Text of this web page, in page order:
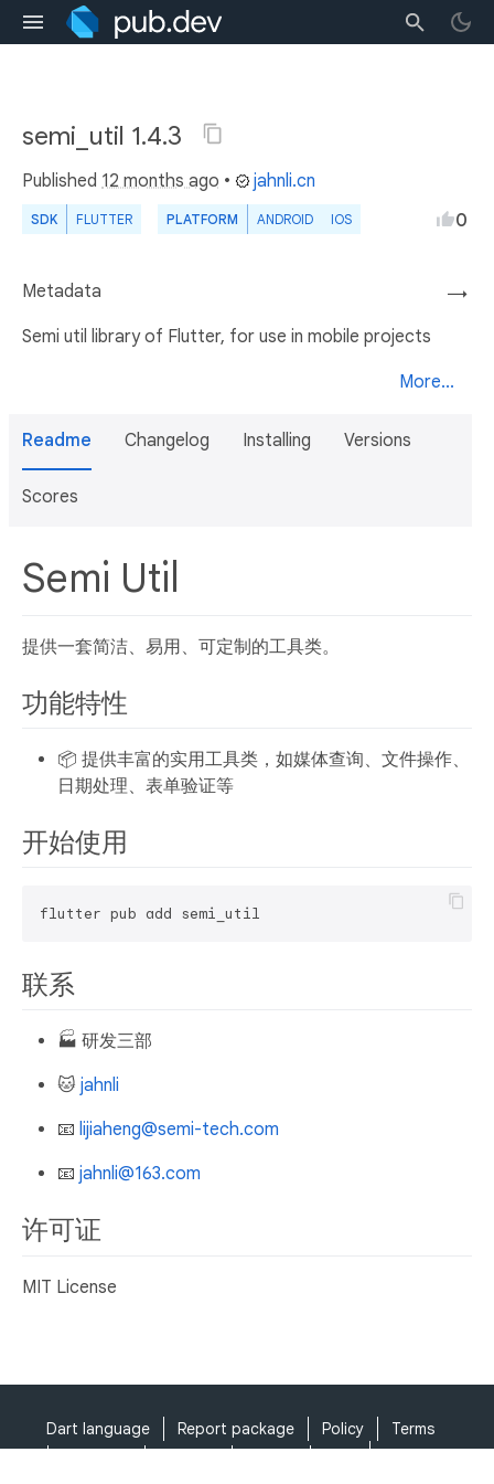
semi_util 1.4.3
Published 12 months ago • jahnli.cn
SDK FLUTTER PLATFORM ANDROID IOS 0
→
Metadata
Semi util library of Flutter, for use in mobile projects
More...
Readme Changelog Installing Versions
Scores
Semi Util
提供一套简洁、易用、可定制的工具类。
功能特性
📦 提供丰富的实用工具类，如媒体查询、文件操作、
日期处理、表单验证等
开始使用
联系
🏭 研发三部
🐱 jahnli
📧 lijiaheng@semi-tech.com
📧 jahnli@163.com
许可证
MIT License
Dart language Report package Policy
Terms